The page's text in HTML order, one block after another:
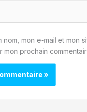
nom, mon e-mail et mon
mon prochain